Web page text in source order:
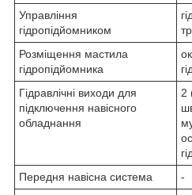
Управління
гідропідйомником
Розміщення мастила
гідропідйомника
Гідравлічні виходи для
підключення навісного
обладнання
2
Передня навісна система
-